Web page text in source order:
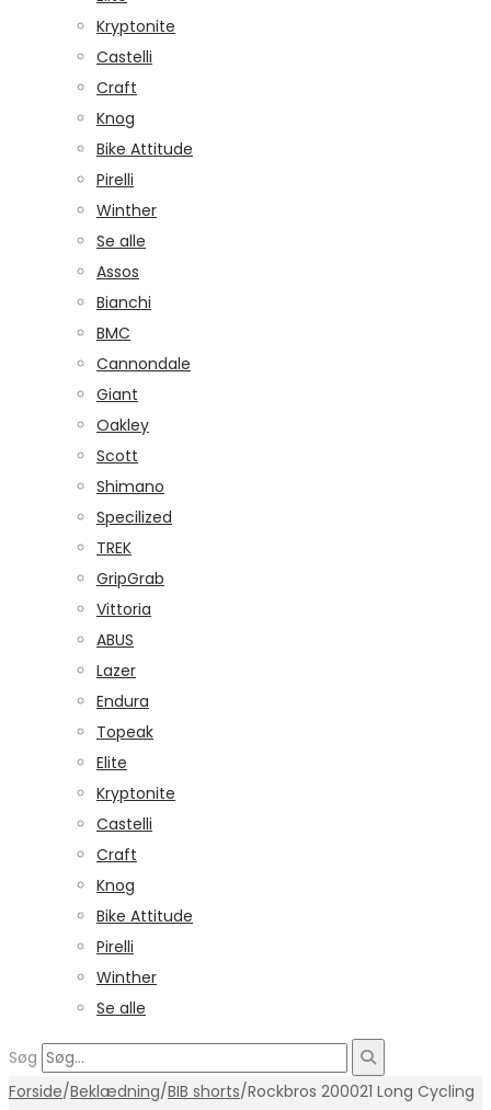
Kryptonite
Castelli
Craft
Knog
Bike Attitude
Pirelli
Winther
Se alle
Assos
Bianchi
BMC
Cannondale
Giant
Oakley
Scott
Shimano
Specilized
TREK
GripGrab
Vittoria
ABUS
Lazer
Endura
Topeak
Elite
Kryptonite
Castelli
Craft
Knog
Bike Attitude
Pirelli
Winther
Se alle
Søg
Forside/Beklædning/BIB shorts/Rockbros 200021 Long Cycling